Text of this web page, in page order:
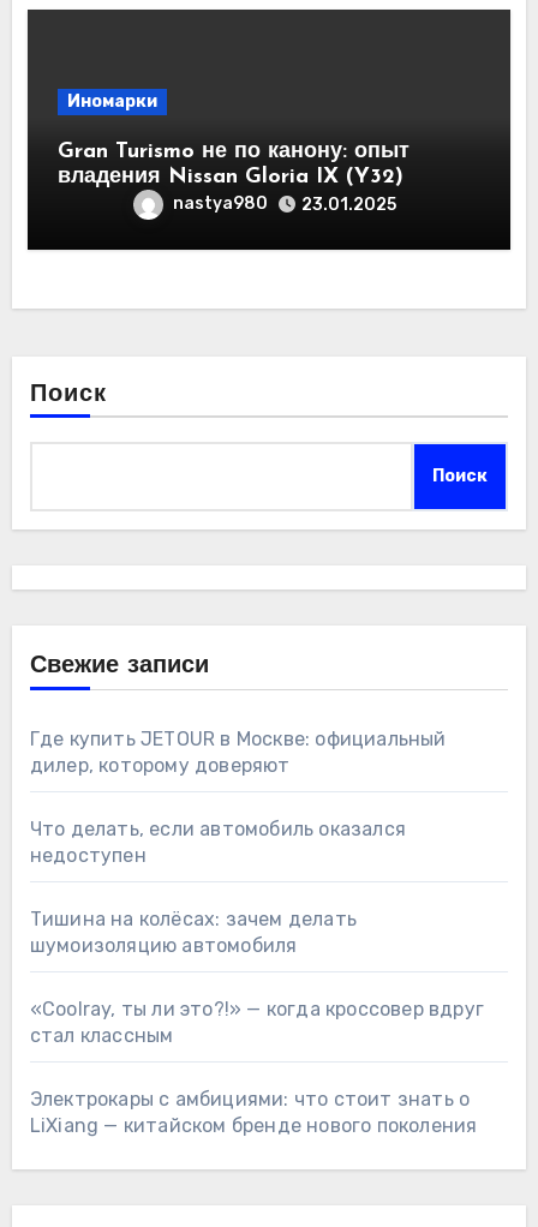
Иномарки
Gran Turismo не по канону: опыт
владения Nissan Gloria IX (Y32)
nastya980 23.01.2025
Поиск
Поиск
Свежие записи
Где купить JETOUR в Москве: официальный
дилер, которому доверяют
Что делать, если автомобиль оказался
недоступен
Тишина на колёсах: зачем делать
шумоизоляцию автомобиля
«Coolray, ты ли это?!» — когда кроссовер вдруг
стал классным
Электрокары с амбициями: что стоит знать о
LiXiang — китайском бренде нового поколения